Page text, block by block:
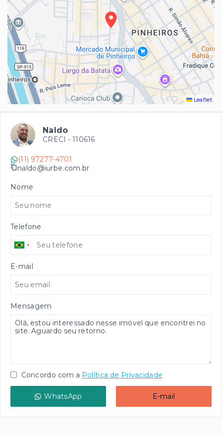
Leaflet
Naldo
CRECI - 110616
(11) 97277-4701
naldo@iurbe.com.br
Nome
Telefone
E-mail
Mensagem
Concordo com a Política de Privacidade
WhatsApp E-mail